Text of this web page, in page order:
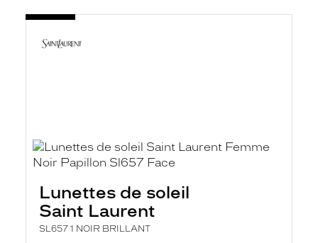
Lunettes de soleil
Saint Laurent
SL657 1 NOIR BRILLANT